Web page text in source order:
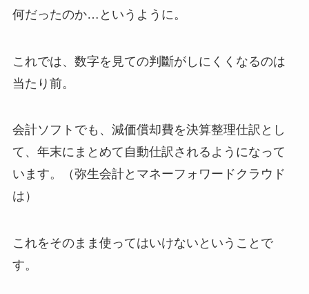
何だったのか…というように。
これでは、数字を見ての判斷がしにくくなるのは
当たり前。
会計ソフトでも、減価償却費を決算整理仕訳とし
て、年末にまとめて自動仕訳されるようになって
います。（弥生会計とマネーフォワードクラウド
は）
これをそのまま使ってはいけないということで
す。